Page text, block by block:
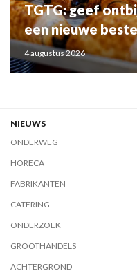
TGTG: geef
een nieuwe
4 augustus 2026
NIEUWS
ONDERWEG
HORECA
FABRIKANTEN
CATERING
ONDERZOEK
GROOTHANDELS
ACHTERGROND